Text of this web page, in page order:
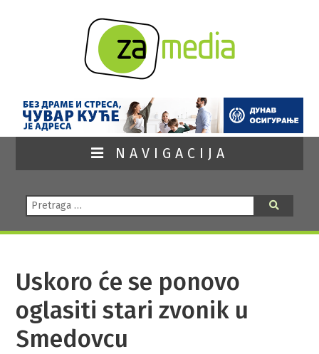
NAVIGACIJA
Pretraga:
Uskoro će se ponovo
oglasiti stari zvonik u
Smedovcu